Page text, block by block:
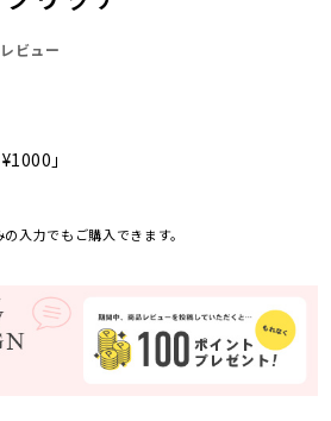
ビュー
」
入力でもご購入できます。